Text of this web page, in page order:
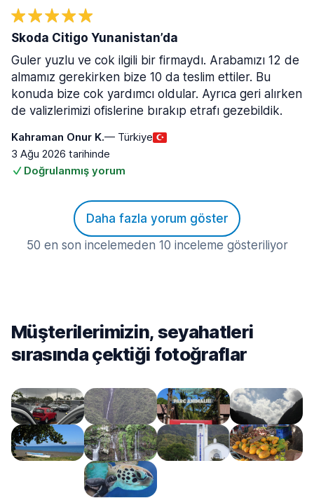
Kahraman Onur K.— Türkiye
3 Ağu 2026 tarihinde
Doğrulanmış yorum
Skoda Citigo Yunanistan’da
Guler yuzlu ve cok ilgili bir firmaydı. Arabamızı 12 de
almamız gerekirken bize 10 da teslim ettiler. Bu
konuda bize cok yardımcı oldular. Ayrıca geri alırken
de valizlerimizi ofislerine bırakıp etrafı gezebildik.
50 en son incelemeden 10 inceleme gösteriliyor
Daha fazla yorum göster
Müşterilerimizin, seyahatleri
sırasında çektiği fotoğraflar